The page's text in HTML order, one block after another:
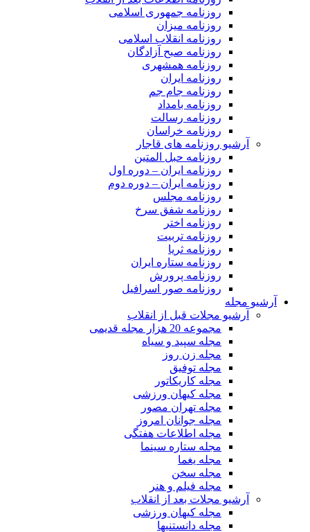
روزنامه جمهوری اسلامی
روزنامه میزان
روزنامه انقلاب اسلامی
روزنامه صبح آزادگان
روزنامه همشهری
روزنامه ایران
روزنامه جام جم
روزنامه بامداد
روزنامه رسالت
روزنامه خراسان
آرشیو روزنامه های قاجار
روزنامه حبل المتین
روزنامه ایران – دوره اول
روزنامه ایران – دوره دوم
روزنامه مجلس
روزنامه شفق سرخ
روزنامه اختر
روزنامه تربیت
روزنامه ثریا
روزنامه ستاره ایران
روزنامه پرورش
روزنامه صور اسرافیل
آرشیو مجله
آرشیو مجلات قبل از انقلاب
مجموعه 20 هزار مجله قدیمی
مجله سپید و سیاه
مجله زن روز
مجله توفیق
مجله کاریکاتور
مجله کیهان ورزشی
مجله تهران مصور
مجله جوانان امروز
مجله اطلاعات هفتگی
مجله ستاره سینما
مجله یغما
مجله سخن
مجله فیلم و هنر
آرشیو مجلات بعد از انقلاب
مجله کیهان ورزشی
مجله دانستنیها